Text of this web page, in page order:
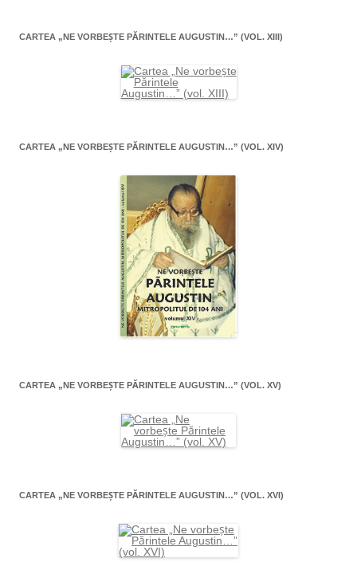
CARTEA „NE VORBEŞTE PĂRINTELE AUGUSTIN…” (VOL. XIII)
CARTEA „NE VORBEŞTE PĂRINTELE AUGUSTIN…” (VOL. XIV)
CARTEA „NE VORBEŞTE PĂRINTELE AUGUSTIN…” (VOL. XV)
CARTEA „NE VORBEŞTE PĂRINTELE AUGUSTIN…” (VOL. XVI)